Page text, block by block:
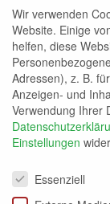
Keine
Wir verwenden
Website. Einige
helfen, diese
Adressen), z. B.
Anzeigen- und
Verwendung Ihrer
Einstellungen
Essenziell